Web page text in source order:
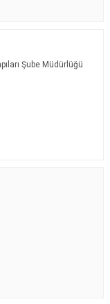
Şube Müdürlüğü